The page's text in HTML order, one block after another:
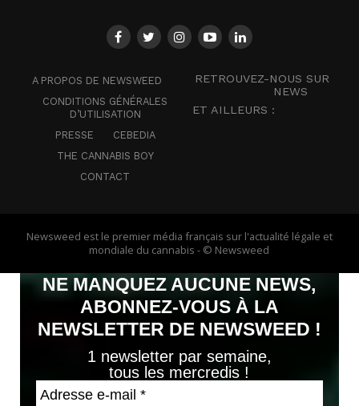
A PROPOS DE NEWSWEED
CONDITIONS GÉNÉRALES
D’UTILISATION
PRESSE
CEBEDIA
THE CANNABIS BOY
CONTACT
RETROUVEZ-NOUS SUR
NEWS
ET AILLEURS :
Newsweed est le premier média français sur l'actualité légale et
mondiale du cannabis - © Newsweed
NE MANQUEZ AUCUNE NEWS,
ABONNEZ-VOUS À LA
NEWSLETTER DE NEWSWEED !
1 newsletter par semaine,
tous les mercredis !